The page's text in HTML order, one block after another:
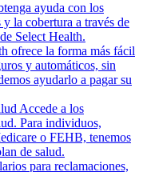
ayuda con los
la cobertura a través de
Select Health.
ofrece la forma más fácil
y automáticos, sin
ayudarlo a pagar su
Accede a los
Para individuos,
o FEHB, tenemos
de salud.
para reclamaciones,